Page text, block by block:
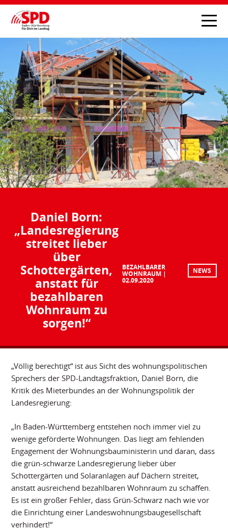
Daniel Born:
„Landesregierung
streitet lieber
über
Schottergärten,
anstatt für
bezahlbaren
Wohnraum zu
sorgen!“
BEZAHLBARER
WOHNRAUM
02.09.2020
NEWS
„Völlig berechtigt“ ist aus Sicht des wohnungspolitischen
Sprechers der SPD-Landtagsfraktion, Daniel Born, die
Kritik des Mieterbundes an der Wohnungspolitik der
Landesregierung:
„In Baden-Württemberg entstehen noch immer viel zu
wenige geförderte Wohnungen. Das liegt am fehlenden
Engagement der Wohnungsbauministerin und daran, dass
die grün-schwarze Landesregierung lieber über
Schottergärten und Solaranlagen auf Dächern streitet,
anstatt ausreichend bezahlbaren Wohnraum zu schaffen.
Es ist ein großer Fehler, dass Grün-Schwarz nach wie vor
die Einrichtung einer Landeswohnungsbaugesellschaft
verhindert!“